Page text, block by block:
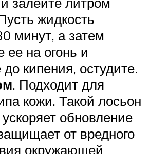
жидкость
минут, а затем
ее на огонь и
кипения, остудите.
. Подходит для
кожи. Такой лосьон
обновление
от вредного
окружающей